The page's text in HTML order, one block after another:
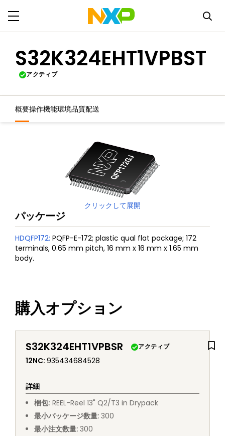
S32K324EHT1VPBST
アクティブ
概要操作機能環境品質配送
クリックして展開
パッケージ
HDQFP172: PQFP-E-172; plastic qual flat package; 172
terminals, 0.65 mm pitch, 16 mm x 16 mm x 1.65 mm
body.
購入オプション
S32K324EHT1VPBSR アクティブ
12NC: 935434684528
詳細
梱包: REEL-Reel 13" Q2/T3 in Drypack
最小パッケージ数量: 300
最小注文数量: 300